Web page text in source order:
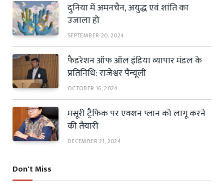
दुनिया में अमनचैन, अयुद्ध एवं शांति का
उजाला हो
SEPTEMBER 20, 2024
फैडरेशन ऑफ ऑल इंडिया व्यापार मंडल के
प्रतिनिधि: राजेश्वर पैन्यूली
OCTOBER 16, 2024
मसूरी ट्रैफिक पर एक्शन प्लान को लागू करने
की तैयारी
DECEMBER 21, 2024
Don't Miss